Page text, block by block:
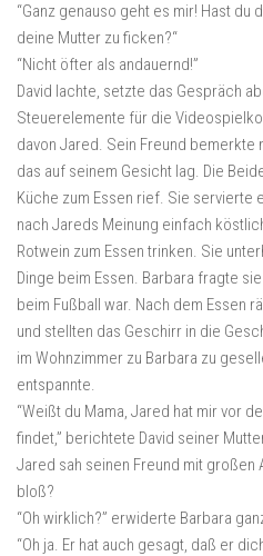
“Ganz genauso geht es mir! Hast
deine Mutter zu ficken?“
“Nicht öfter als andauernd!”
David lachte, setzte das Gespräch
Steuerelemente für die
davon Jared. Sein Freund bemerkte
das auf seinem Gesicht lag. Die
Küche zum Essen rief. Sie servierte
nach Jareds Meinung einfach
Rotwein zum Essen trinken. Sie
Dinge beim Essen. Barbara fragte
beim Fußball war. Nach dem Essen
und stellten das Geschirr in die
im Wohnzimmer zu Barbara zu
entspannte.
“Weißt du Mama, Jared hat mir vor
findet,” berichtete David seiner
Jared sah seinen Freund mit großen
bloß?
“Oh wirklich?” erwiderte Barbara
“Oh ja. Er hat auch gesagt, daß er